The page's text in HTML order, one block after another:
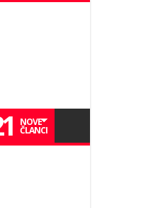
NOVE
ČLANCI